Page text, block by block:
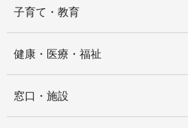
子育て・教育
健康・医療・福祉
窓口・施設